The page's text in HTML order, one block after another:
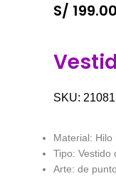
S/ 199.00
SKU:
Material: Hilo
Tipo: Vestido
Arte: de punto